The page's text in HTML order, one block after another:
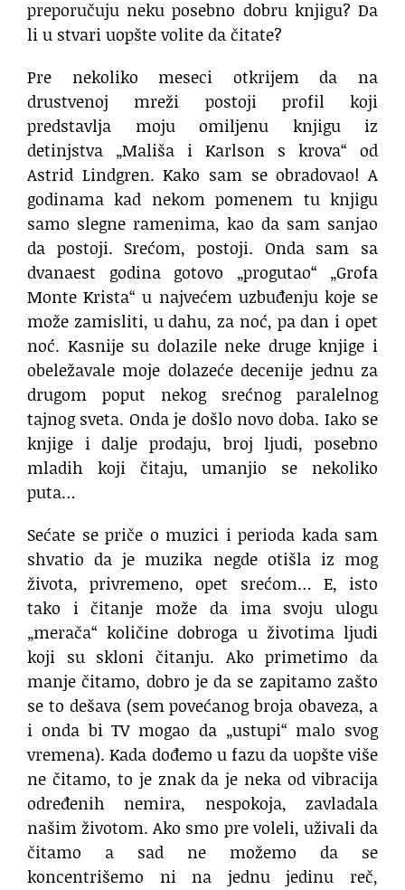
preporučuju neku posebno dobru knjigu? Da
li u stvari uopšte volite da čitate?
Pre nekoliko meseci otkrijem da na
drustvenoj mreži postoji profil koji
predstavlja moju omiljenu knjigu iz
detinjstva „Mališa i Karlson s krova“ od
Astrid Lindgren. Kako sam se obradovao! A
godinama kad nekom pomenem tu knjigu
samo slegne ramenima, kao da sam sanjao
da postoji. Srećom, postoji. Onda sam sa
dvanaest godina gotovo „progutao“ „Grofa
Monte Krista“ u najvećem uzbuđenju koje se
može zamisliti, u dahu, za noć, pa dan i opet
noć. Kasnije su dolazile neke druge knjige i
obeležavale moje dolazeće decenije jednu za
drugom poput nekog srećnog paralelnog
tajnog sveta. Onda je došlo novo doba. Iako se
knjige i dalje prodaju, broj ljudi, posebno
mladih koji čitaju, umanjio se nekoliko
puta…
Sećate se priče o muzici i perioda kada sam
shvatio da je muzika negde otišla iz mog
života, privremeno, opet srećom… E, isto
tako i čitanje može da ima svoju ulogu
„merača“ količine dobroga u životima ljudi
koji su skloni čitanju. Ako primetimo da
manje čitamo, dobro je da se zapitamo zašto
se to dešava (sem povećanog broja obaveza, a
i onda bi TV mogao da „ustupi“ malo svog
vremena). Kada dođemo u fazu da uopšte više
ne čitamo, to je znak da je neka od vibracija
određenih nemira, nespokoja, zavladala
našim životom. Ako smo pre voleli, uživali da
čitamo a sad ne možemo da se
koncentrišemo ni na jednu jedinu reč,